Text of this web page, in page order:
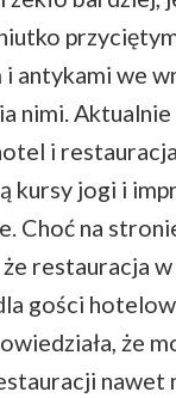
antykami we
nimi.
i
kursy jogi i
Choć na
restauracja
gości
że
nawet